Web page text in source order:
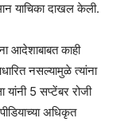
याचिका दाखल केली.
आदेशाबाबत काही
नसल्यामुळे त्यांना
यांनी 5 सप्टेंबर रोजी
अधिकृत